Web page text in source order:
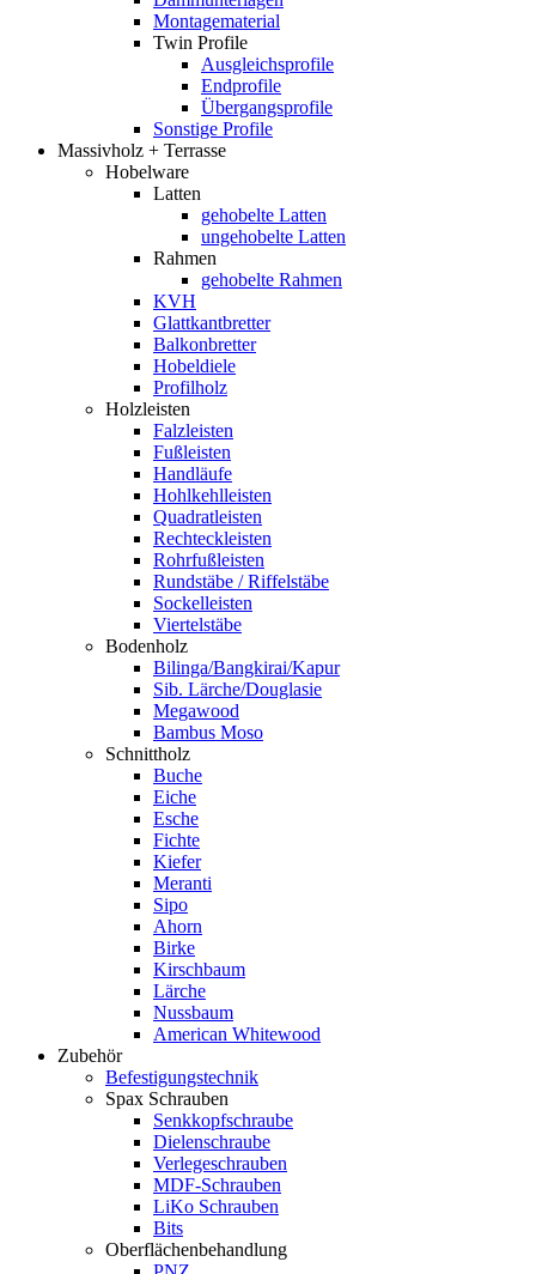
Montagematerial
Twin Profile
Ausgleichsprofile
Endprofile
Übergangsprofile
Sonstige Profile
Massivholz + Terrasse
Hobelware
Latten
gehobelte Latten
ungehobelte Latten
Rahmen
gehobelte Rahmen
KVH
Glattkantbretter
Balkonbretter
Hobeldiele
Profilholz
Holzleisten
Falzleisten
Fußleisten
Handläufe
Hohlkehlleisten
Quadratleisten
Rechteckleisten
Rohrfußleisten
Rundstäbe / Riffelstäbe
Sockelleisten
Viertelstäbe
Bodenholz
Bilinga/Bangkirai/Kapur
Sib. Lärche/Douglasie
Megawood
Bambus Moso
Schnittholz
Buche
Eiche
Esche
Fichte
Kiefer
Meranti
Sipo
Ahorn
Birke
Kirschbaum
Lärche
Nussbaum
American Whitewood
Zubehör
Befestigungstechnik
Spax Schrauben
Senkkopfschraube
Dielenschraube
Verlegeschrauben
MDF-Schrauben
LiKo Schrauben
Bits
Oberflächenbehandlung